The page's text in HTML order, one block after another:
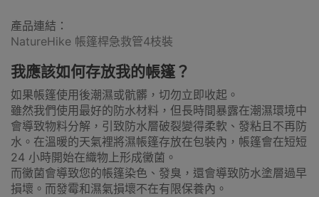
產品連結：
NatureHike 帳篷桿急救管4枝裝
我應該如何存放我的帳篷？
如果帳篷使用後潮濕或骯髒，切勿立即收起。
雖然我們使用最好的防水材料，但長時間暴露在潮濕環境中
會導致物料分解，引致防水層破裂變得柔軟、發粘且不再防
水。在溫暖的天氣裡將濕帳篷存放在包裝內，帳篷會在短短
24 小時開始在織物上形成黴菌。
而黴菌會導致您的帳篷染色、發臭，還會導致防水塗層過早
損壞。而發霉和濕氣損壞不在有限保養內。